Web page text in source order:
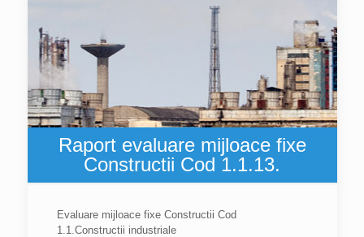
Raport evaluare mijloace fixe
Constructii Cod 1.1.13.
Evaluare mijloace fixe Constructii Cod
1.1.Constructii industriale